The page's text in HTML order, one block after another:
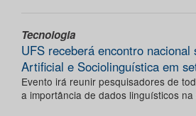
Tecnologia
UFS receberá encontro
Artificial e Sociolinguística em
Evento irá reunir pesquisadores de
a importância de dados linguísticos